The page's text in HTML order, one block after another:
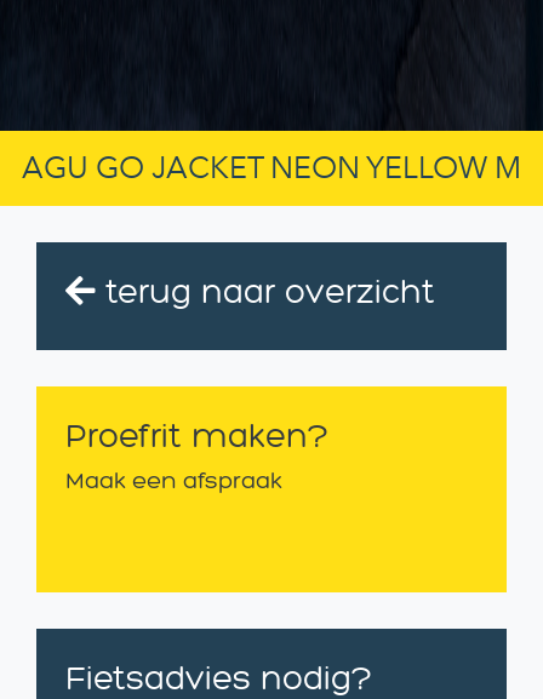
AGU GO JACKET NEON YELLOW M
terug naar overzicht
Proefrit maken?
Maak een afspraak
Fietsadvies nodig?